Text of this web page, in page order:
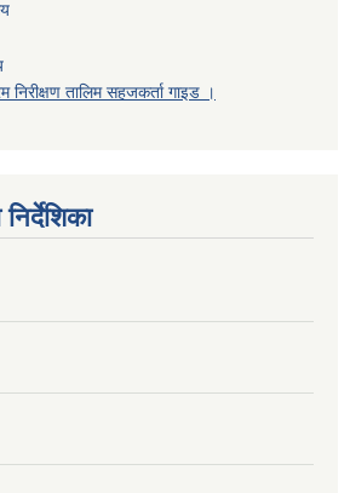
निरीक्षण तालिम सहजकर्ता गाइड ।